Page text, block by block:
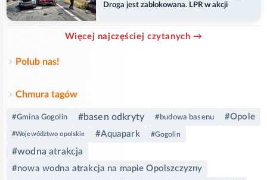
Droga jest zablokowana. LPR w akcji
Więcej najczęściej czytanych →
Polub nas!
Chmura tagów
#Gmina Gogolin #basen odkryty #budowa basenu #Opole
#Województwo opolskie #Aquapark #Gogolin
#wodna atrakcja
#nowa wodna atrakcja na mapie Opolszczyzny